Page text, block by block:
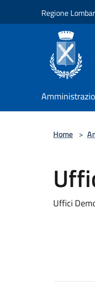
Regione
Home >
Uffici